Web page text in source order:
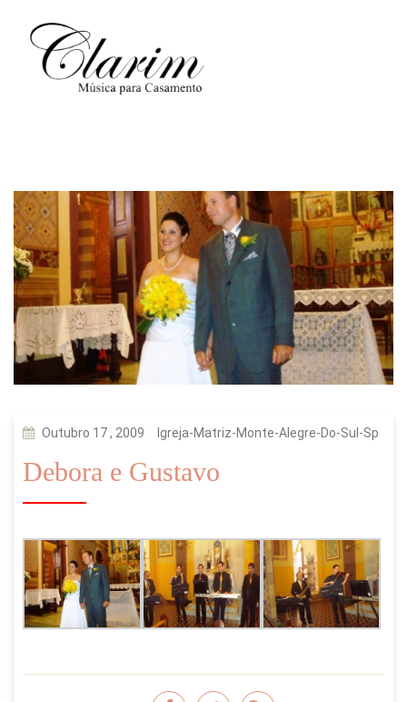
Outubro 17 , 2009 Igreja-Matriz-Monte-Alegre-Do-Sul-Sp
Debora e Gustavo